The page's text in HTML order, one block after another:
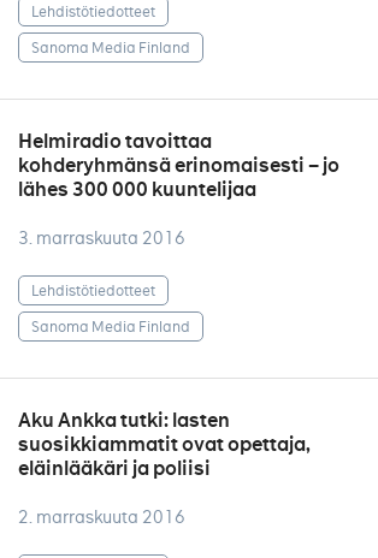
Lehdistötiedotteet
Sanoma Media Finland
Helmiradio tavoittaa
kohderyhmänsä erinomaisesti – jo
lähes 300 000 kuuntelijaa
3. marraskuuta 2016
Lehdistötiedotteet
Sanoma Media Finland
Aku Ankka tutki: lasten
suosikkiammatit ovat opettaja,
eläinlääkäri ja poliisi
2. marraskuuta 2016